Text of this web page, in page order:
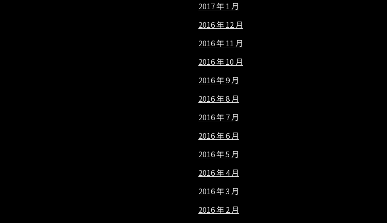
2017 年 1 月
2016 年 12 月
2016 年 11 月
2016 年 10 月
2016 年 9 月
2016 年 8 月
2016 年 7 月
2016 年 6 月
2016 年 5 月
2016 年 4 月
2016 年 3 月
2016 年 2 月